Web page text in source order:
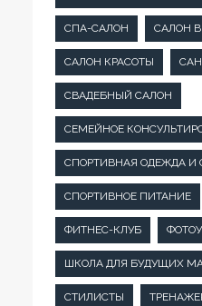
СПА-САЛОН САЛОН
САЛОН КРАСОТЫ
СВАДЕБНЫЙ САЛОН
СЕМЕЙНОЕ
СПОРТИВНАЯ ОДЕЖДА И
СПОРТИВНОЕ ПИТАНИЕ
ФИТНЕС-КЛУБ
ШКОЛА ДЛЯ БУДУЩИХ
СТИЛИСТЫ